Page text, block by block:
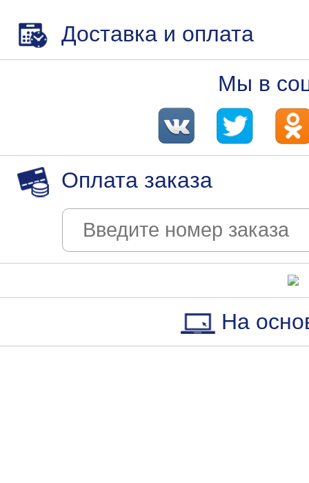
Доставка и оплата
Мы в
Оплата заказа
На